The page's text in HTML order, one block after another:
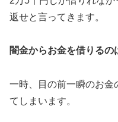
返せと言ってきます。
闇金からお金を借りるの
一時、目の前一瞬のお金
てしまいます。